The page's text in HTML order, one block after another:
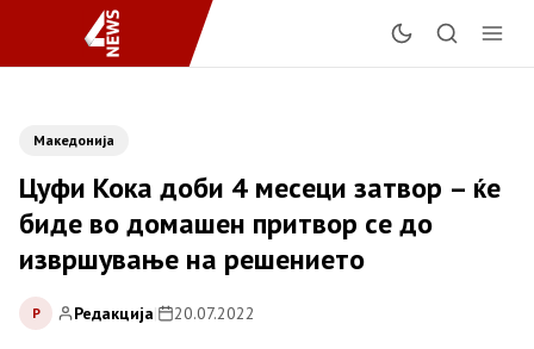
Македонија
Цуфи Кока доби 4 месеци затвор – ќе
биде во домашен притвор се до
извршување на решението
Р Редакција| 20.07.2022